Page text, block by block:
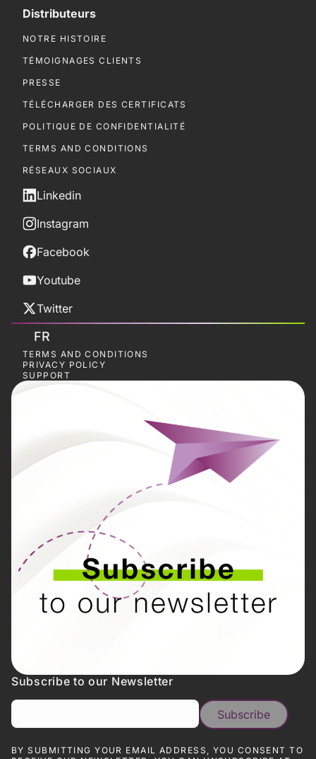
Distributeurs
NOTRE HISTOIRE
TÉMOIGNAGES CLIENTS
PRESSE
TÉLÉCHARGER DES CERTIFICATS
POLITIQUE DE CONFIDENTIALITÉ
TERMS AND CONDITIONS
RÉSEAUX SOCIAUX
Linkedin
Instagram
Facebook
Youtube
Twitter
FR
TERMS AND CONDITIONS
PRIVACY POLICY
SUPPORT
Subscribe to our Newsletter
BY SUBMITTING YOUR EMAIL ADDRESS, YOU CONSENT TO